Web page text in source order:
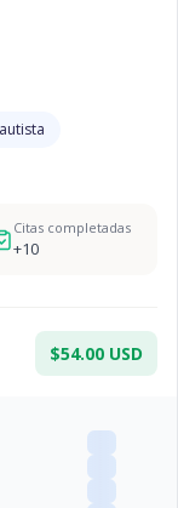
Citas completadas
+10
$54.00 USD